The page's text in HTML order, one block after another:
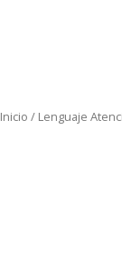
Inicio / Lenguaje